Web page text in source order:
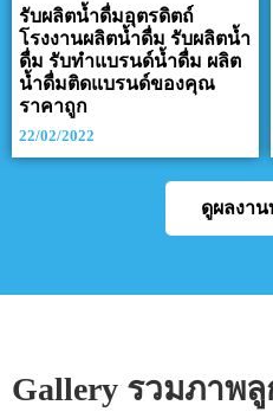
รับผลิตน้ำดื่มอุตรดิตถ์
โรงงานผลิตน้ำดื่ม รับผลิตน้ำ
ดื่ม รับทำแบรนด์น้ำดื่ม ผลิต
น้ำดื่มติดแบรนด์ของคุณ
ราคาถูก
22/02/2022
ดูผลงา
Gallery รวมภาพ